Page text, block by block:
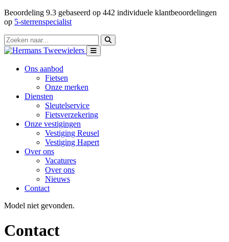
Beoordeling 9.3 gebaseerd op 442 individuele klantbeoordelingen
op 5-sterrenspecialist
Ons aanbod
Fietsen
Onze merken
Diensten
Sleutelservice
Fietsverzekering
Onze vestigingen
Vestiging Reusel
Vestiging Hapert
Over ons
Vacatures
Over ons
Nieuws
Contact
Model niet gevonden.
Contact